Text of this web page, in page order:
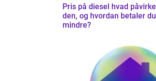
Pris på diesel hvad påvirker
den, og hvordan betaler du
mindre?